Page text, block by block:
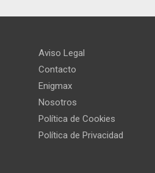
Aviso Legal
Contacto
Enigmax
Nosotros
Política de Cookies
Política de Privacidad